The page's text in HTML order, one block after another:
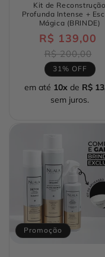
Kit de Reconstrução
Profunda Intense +
Mágica (BRINDE)
R$ 139,00
R$ 200,00
31% OFF
em até 10xde R$
sem juros.
Promoção